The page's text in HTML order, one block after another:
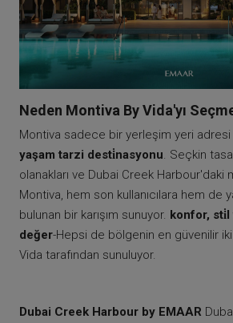
Neden Montiva By Vida'yı
Montiva sadece bir yerleşim yeri adresi
yaşam tarzi desti̇nasyonu. Seçkin
olanakları ve Dubai Creek Harbour'daki
Montiva, hem son kullanıcılara hem de
bulunan bir karışım sunuyor. konfor,
değer-Hepsi de bölgenin en güvenilir
Vida tarafından sunuluyor.
Dubai Creek Harbour by EMAAR